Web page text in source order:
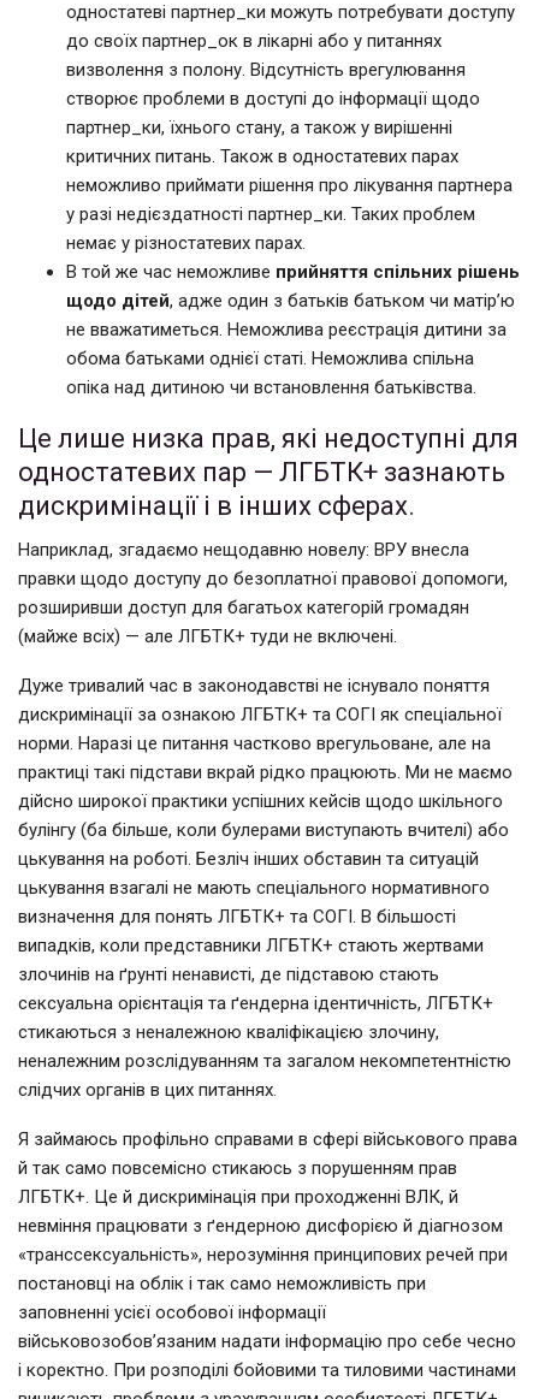
одностатеві партнер_ки можуть потребувати доступу
до своїх партнер_ок в лікарні або у питаннях
визволення з полону. Відсутність врегулювання
створює проблеми в доступі до інформації щодо
партнер_ки, їхнього стану, а також у вирішенні
критичних питань. Також в одностатевих парах
неможливо приймати рішення про лікування партнера
у разі недієздатності партнер_ки. Таких проблем
немає у різностатевих парах.
В той же час неможливе прийняття спільних рішень
щодо дітей, адже один з батьків батьком чи матір’ю
не вважатиметься. Неможлива реєстрація дитини за
обома батьками однієї статі. Неможлива спільна
опіка над дитиною чи встановлення батьківства.
Це лише низка прав, які недоступні для
одностатевих пар — ЛГБТК+ зазнають
дискримінації і в інших сферах.
Наприклад, згадаємо нещодавню новелу: ВРУ внесла
правки щодо доступу до безоплатної правової допомоги,
розширивши доступ для багатьох категорій громадян
(майже всіх) — але ЛГБТК+ туди не включені.
Дуже тривалий час в законодавстві не існувало поняття
дискримінації за ознакою ЛГБТК+ та СОГІ як спеціальної
норми. Наразі це питання частково врегульоване, але на
практиці такі підстави вкрай рідко працюють. Ми не маємо
дійсно широкої практики успішних кейсів щодо шкільного
булінгу (ба більше, коли булерами виступають вчителі) або
цькування на роботі. Безліч інших обставин та ситуацій
цькування взагалі не мають спеціального нормативного
визначення для понять ЛГБТК+ та СОГІ. В більшості
випадків, коли представники ЛГБТК+ стають жертвами
злочинів на ґрунті ненависті, де підставою стають
сексуальна орієнтація та ґендерна ідентичність, ЛГБТК+
стикаються з неналежною кваліфікацією злочину,
неналежним розслідуванням та загалом некомпетентністю
слідчих органів в цих питаннях.
Я займаюсь профільно справами в сфері військового права
й так само повсемісно стикаюсь з порушенням прав
ЛГБТК+. Це й дискримінація при проходженні ВЛК, й
невміння працювати з ґендерною дисфорією й діагнозом
«транссексуальність», нерозуміння принципових речей при
постановці на облік і так само неможливість при
заповненні усієї особової інформації
військовозобов’язаним надати інформацію про себе чесно
і коректно. При розподілі бойовими та тиловими частинами